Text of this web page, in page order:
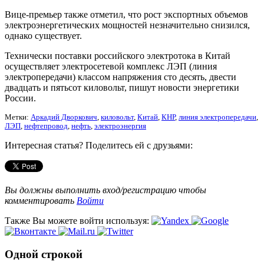
Вице-премьер также отметил, что рост экспортных объемов
электроэнергетических мощностей незначительно снизился,
однако существует.
Технически поставки российского электротока в Китай
осуществляет электросетевой комплекс ЛЭП (линия
электропередачи) классом напряжения сто десять, двести
двадцать и пятьсот киловольт, пишут новости энергетики
России.
Метки: Аркадий Дворкович, киловольт, Китай, КНР, линия электропередачи,
ЛЭП, нефтепровод, нефть, электроэнергия
Интересная статья? Поделитесь ей с друзьями:
Вы должны выполнить вход/регистрацию чтобы
комментировать Войти
Также Вы можете войти используя:
Одной строкой